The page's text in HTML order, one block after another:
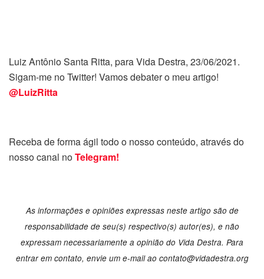
Luiz Antônio Santa Ritta, para Vida Destra, 23/06/2021.
Sigam-me no Twitter! Vamos debater o meu artigo!
@LuizRitta
Receba de forma ágil todo o nosso conteúdo, através do
nosso canal noTelegram!
As informações e opiniões expressas neste artigo são de
responsabilidade de seu(s) respectivo(s) autor(es), e não
expressam necessariamente a opinião do Vida Destra. Para
entrar em contato, envie um e-mail ao contato@vidadestra.org